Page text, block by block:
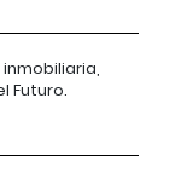
Futuro.